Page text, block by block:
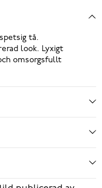
tå.
look. Lyxigt
omsorgsfullt